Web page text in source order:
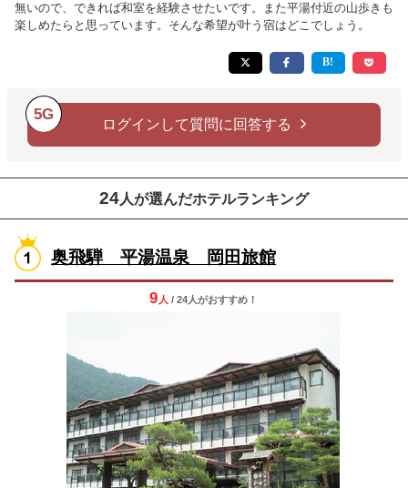
無いので、できれば和室を経験させたいです。また平湯付近の山歩きも
楽しめたらと思っています。そんな希望が叶う宿はどこでしょう。
5G
ログインして質問に回答する
24人が選んだホテルランキング
奥飛騨 平湯温泉 岡田旅館
9 人 / 24人がおすすめ！